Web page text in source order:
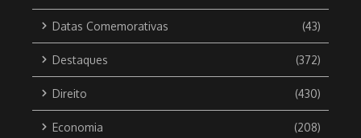
Datas Comemorativas (43)
Destaques (372)
Direito (430)
Economia (208)